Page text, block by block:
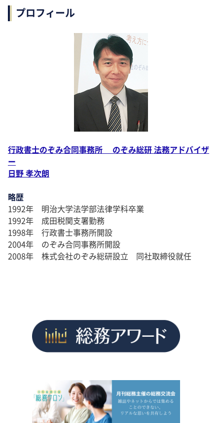
プロフィール
行政書士のぞみ合同事務所 のぞみ総研 法務アドバイザ
ー
日野 孝次朗
略歴
1992年 明治大学法学部法律学科卒業
1992年 成田税関支署勤務
1998年 行政書士事務所開設
2004年 のぞみ合同事務所開設
2008年 株式会社のぞみ総研設立 同社取締役就任